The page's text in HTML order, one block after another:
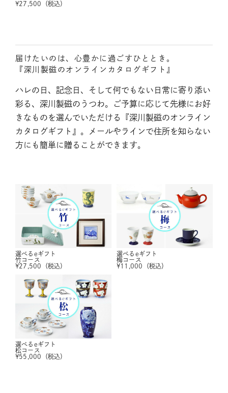
¥27,500 （税込）
届けたいのは、心豊かに過ごすひととき。
『深川製磁のオンラインカタログギフト』
ハレの日、記念日、そして何でもない日常に寄り添い
彩る、深川製磁のうつわ。ご予算に応じて先様にお好
きなものを選んでいただける『深川製磁のオンライン
カタログギフト』。メールやラインで住所を知らない
方にも簡単に贈ることができます。
選べるeギフト
竹コース
¥27,500 （税込）
選べるeギフト
梅コース
¥11,000 （税込）
選べるeギフト
松コース
¥55,000 （税込）